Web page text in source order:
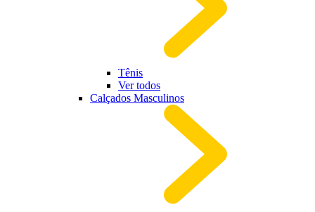
Tênis
Ver todos
Calçados Masculinos